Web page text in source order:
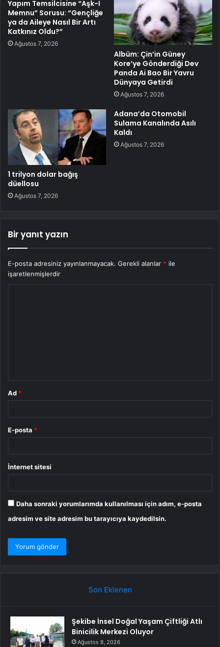
Yapım Temsilcisine “Aşk-I
Memnu” Sorusu: “Gençliğe
ya da Aileye Nasıl Bir Artı
Katkınız Oldu?”
Ağustos 7, 2026
Albüm: Çin’in Güney
Kore’ye Gönderdiği Dev
Panda Ai Bao Bir Yavru
Dünyaya Getirdi
Ağustos 7, 2026
1 trilyon dolar bağış
düellosu
Ağustos 7, 2026
Adana’da Otomobil
Sulama Kanalında Asılı
Kaldı
Ağustos 7, 2026
Bir yanıt yazın
E-posta adresiniz yayınlanmayacak. Gerekli alanlar * ile
işaretlenmişlerdir
Ad *
E-posta *
İnternet sitesi
Daha sonraki yorumlarımda kullanılması için adım, e-posta
adresim ve site adresim bu tarayıcıya kaydedilsin.
Son Eklenen
Şekibe İnsel Doğal Yaşam Çiftliği Atlı
Binicilik Merkezi Oluyor
Ağustos 8, 2026